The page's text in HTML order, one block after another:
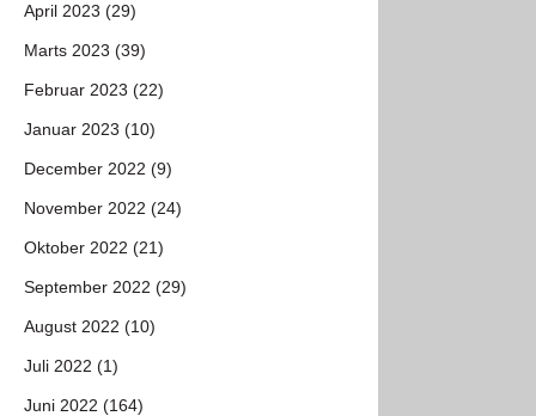
April 2023 (29)
Marts 2023 (39)
Februar 2023 (22)
Januar 2023 (10)
December 2022 (9)
November 2022 (24)
Oktober 2022 (21)
September 2022 (29)
August 2022 (10)
Juli 2022 (1)
Juni 2022 (164)